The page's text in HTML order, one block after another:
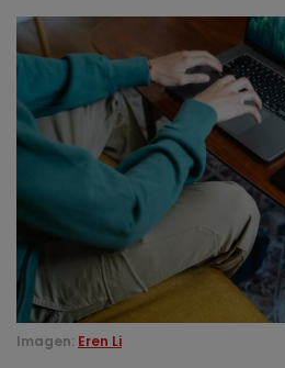
Imagen: Eren Li